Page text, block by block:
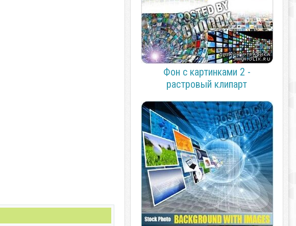
Фон с картинками 2 -
растровый клипарт